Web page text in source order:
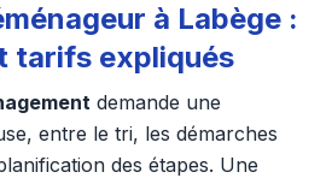
à Labège :
tarifs expliqués
demande une
entre le tri, les démarches
des étapes. Une